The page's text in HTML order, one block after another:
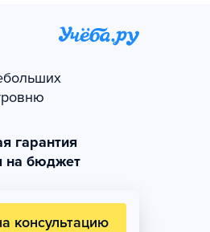
гарантия
на бюджет
консультацию